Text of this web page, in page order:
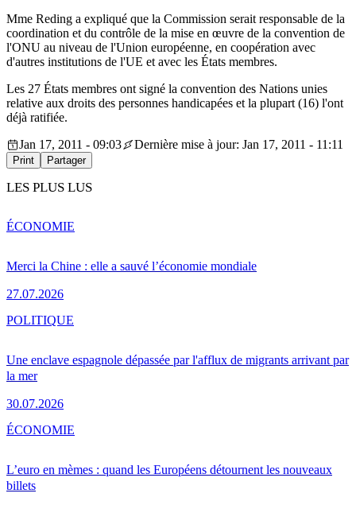
Mme Reding a expliqué que la Commission serait responsable de la
coordination et du contrôle de la mise en œuvre de la convention de
l'ONU au niveau de l'Union européenne, en coopération avec
d'autres institutions de l'UE et avec les États membres.
Les 27 États membres ont signé la convention des Nations unies
relative aux droits des personnes handicapées et la plupart (16) l'ont
déjà ratifiée.
Jan 17, 2011 - 09:03
Dernière mise à jour: Jan 17, 2011 - 11:11
Print Partager
LES PLUS LUS
Merci la Chine : elle a sauvé l’économie mondiale
27.07.2026
ÉCONOMIE
Une enclave espagnole dépassée par l'afflux de migrants arrivant par
la mer
30.07.2026
POLITIQUE
L’euro en mèmes : quand les Européens détournent les nouveaux
billets
ÉCONOMIE